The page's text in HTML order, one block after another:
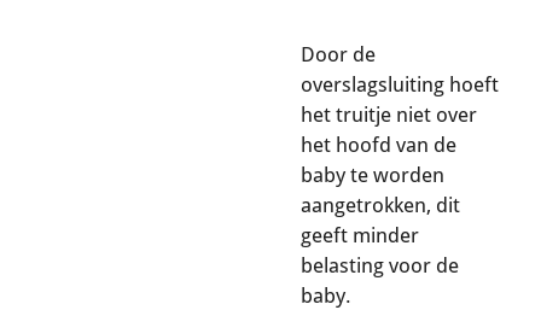
Door de
overslagsluiting hoeft
het truitje niet over
het hoofd van de
baby te worden
aangetrokken, dit
geeft minder
belasting voor de
baby.